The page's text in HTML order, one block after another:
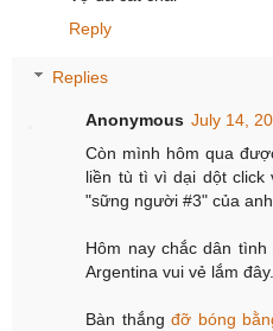
Reply
Replies
Anonymous July 14,
Còn mình hôm qua
liền tù tì vì dại dột click
"sững người #3" của
Hôm nay chắc dân
Argentina vui vẻ lắm đây.
Bàn thắngđỡ bóng